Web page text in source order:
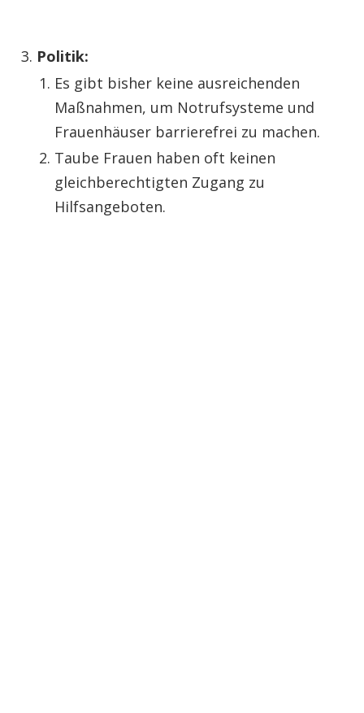
Politik:
Es gibt bisher keine ausreichenden
Maßnahmen, um Notrufsysteme und
Frauenhäuser barrierefrei zu machen.
Taube Frauen haben oft keinen
gleichberechtigten Zugang zu
Hilfsangeboten.